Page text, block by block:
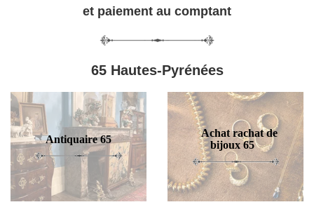
et paiement au comptant
65 Hautes-Pyrénées
Antiquaire 65
Achat rachat de
bijoux 65